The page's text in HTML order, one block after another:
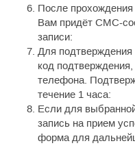
После прохождения
Вам придёт СМС-
записи:
Для подтверждения
код
телефона.
течение 1 часа:
Если для
запись на прием
форма для